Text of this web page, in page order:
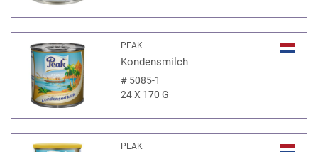
PEAK
Kondensmilch
#5085-1
24 X 170 G
PEAK